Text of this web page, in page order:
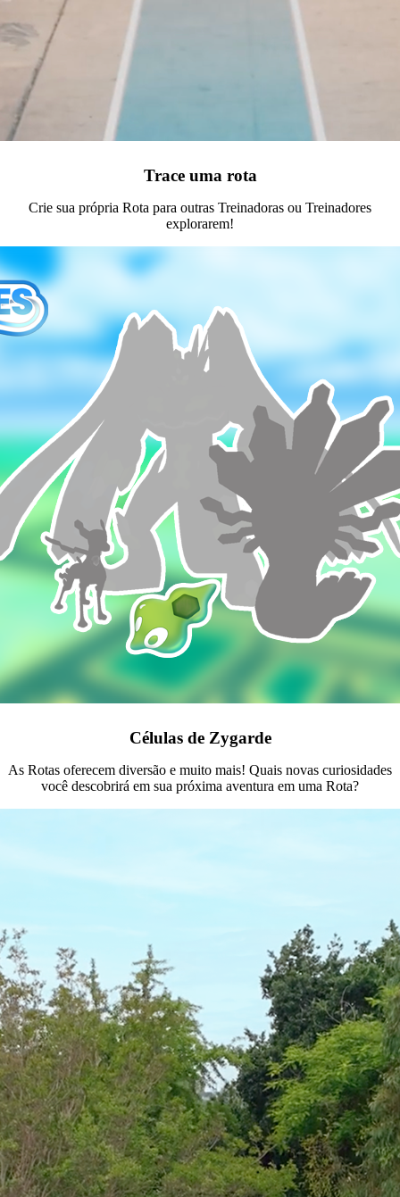
Trace uma rota
Crie sua própria Rota para outras Treinadoras ou Treinadores
explorarem!
Células de Zygarde
As Rotas oferecem diversão e muito mais! Quais novas curiosidades
você descobrirá em sua próxima aventura em uma Rota?